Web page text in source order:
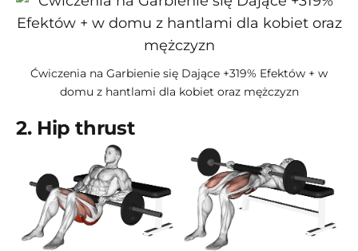
Ćwiczenia na Garbienie się Dające +319% Efektów + w
domu z hantlami dla kobiet oraz mężczyzn
2. Hip thrust